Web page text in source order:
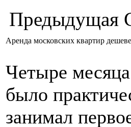
Предыдущая
Аренда московских квартир
Четыре
было
занимал